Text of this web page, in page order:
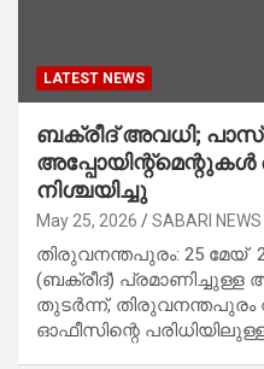
LATEST NEWS
ബക്രീദ് അവധി;
അപ്പോയിന്റ്മെന്റുകൾ
നിശ്ചയിച്ചു
May 25, 2026 SABARI NEWS
തിരുവനന്തപുരം: 25
(ബക്രീദ്) പ്രമാണിച്ചുള്ള
തുടർന്ന്, തിരുവനന്തപുരം
ഓഫീസിന്റെ